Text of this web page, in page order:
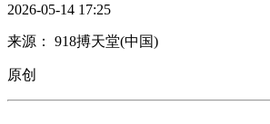
2026-05-14 17:25
来源： 918搏天堂(中国)
原创